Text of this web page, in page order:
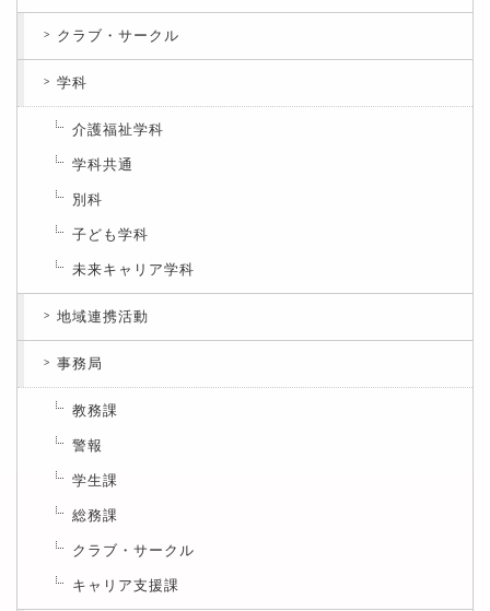
クラブ・サークル
学科
介護福祉学科
学科共通
別科
子ども学科
未来キャリア学科
地域連携活動
事務局
教務課
警報
学生課
総務課
クラブ・サークル
キャリア支援課